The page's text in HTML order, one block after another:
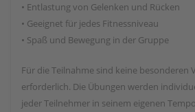
• Entlastung von Gelenken und Rücken
• Geeignet für jedes Fitnessniveau
• Spaß und Bewegung in der Gruppe
Für die Teilnahme sind keine besonderen
erforderlich. Die Übungen werden
jeder Teilnehmer in seinem eigenen